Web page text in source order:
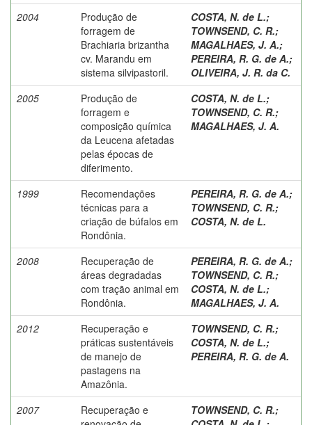
2004
Produção de
forragem de
Brachiaria brizantha
cv. Marandu em
sistema silvipastoril.
COSTA, N. de L.;
TOWNSEND, C. R.;
MAGALHAES, J. A.;
PEREIRA, R. G. de A.;
OLIVEIRA, J. R. da C.
2005
Produção de
forragem e
composição química
da Leucena afetadas
pelas épocas de
diferimento.
COSTA, N. de L.;
TOWNSEND, C. R.;
MAGALHAES, J. A.
1999
Recomendações
técnicas para a
criação de búfalos em
Rondônia.
PEREIRA, R. G. de A.;
TOWNSEND, C. R.;
COSTA, N. de L.
2008
Recuperação de
áreas degradadas
com tração animal em
Rondônia.
PEREIRA, R. G. de A.;
TOWNSEND, C. R.;
COSTA, N. de L.;
MAGALHAES, J. A.
2012
Recuperação e
práticas sustentáveis
de manejo de
pastagens na
Amazônia.
TOWNSEND, C. R.;
COSTA, N. de L.;
PEREIRA, R. G. de A.
2007
Recuperação e
TOWNSEND, C. R.;